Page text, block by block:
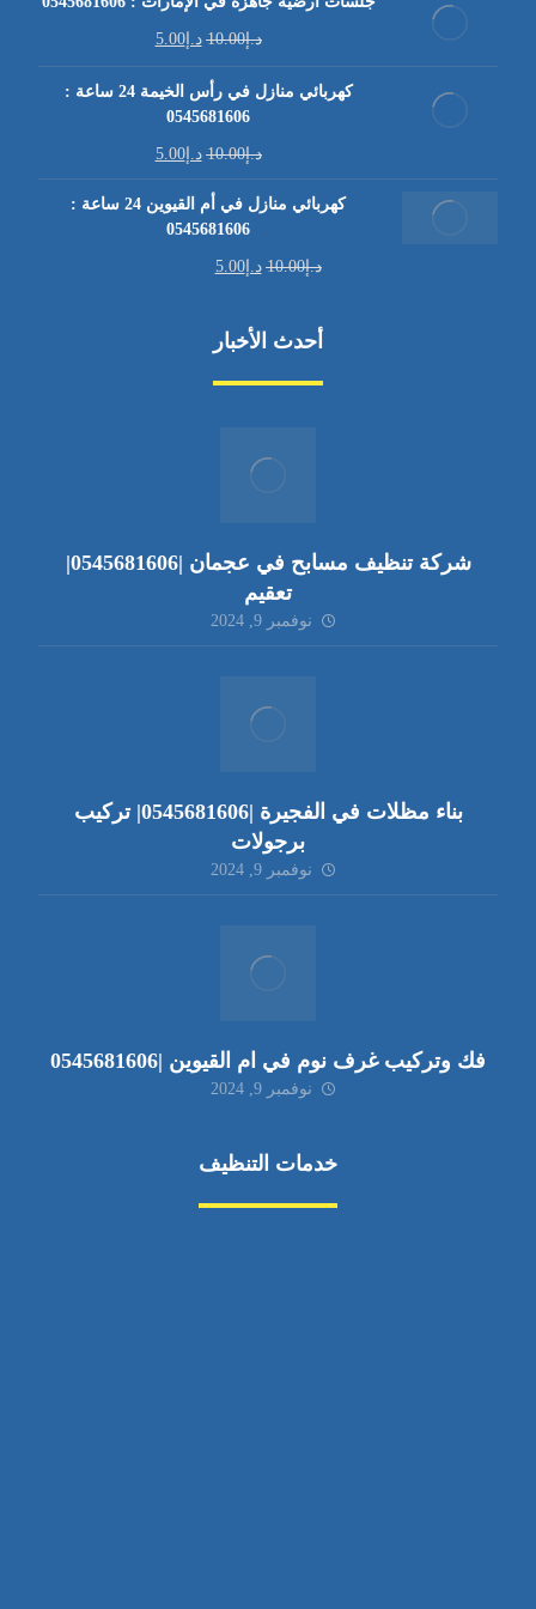
د.إ10.00 د.إ5.00
كهربائي منازل في رأس الخيمة 24 ساعة :
0545681606
د.إ10.00 د.إ5.00
كهربائي منازل في أم القيوين 24 ساعة :
0545681606
د.إ10.00 د.إ5.00
أحدث الأخبار
شركة تنظيف مسابح في عجمان |0545681606|
تعقيم
نوفمبر 9, 2024
بناء مظلات في الفجيرة |0545681606| تركيب
برجولات
نوفمبر 9, 2024
فك وتركيب غرف نوم في ام القيوين |0545681606
نوفمبر 9, 2024
خدمات التنظيف